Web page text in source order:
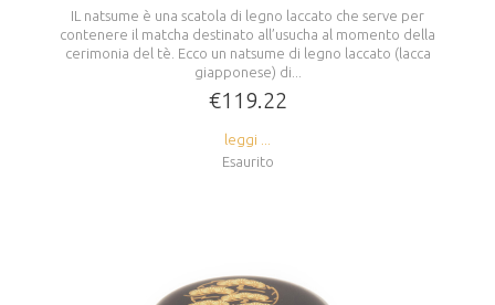
IL natsume è una scatola di legno laccato che serve per
contenere il matcha destinato all’usucha al momento della
cerimonia del tè. Ecco un natsume di legno laccato (lacca
giapponese) di...
€119.22
leggi ...
Esaurito